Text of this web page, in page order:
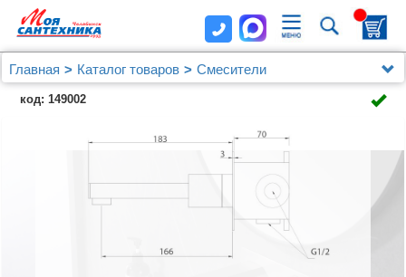
Главная Каталог товаров
Смесители
Смеситель ABBER Rund AF8712NG для раковины
скрытого монтажа, никель
код: 149002